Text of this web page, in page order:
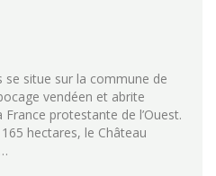
se situe sur la commune de
vendéen et abrite
protestante de l’Ouest.
hectares, le Château